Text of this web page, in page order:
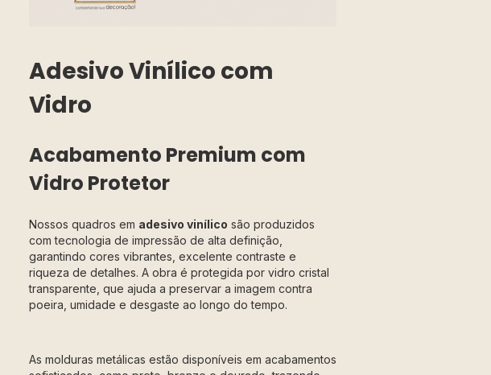
Adesivo Vinílico com
Vidro
Acabamento Premium com
Vidro Protetor
Nossos quadros em adesivo vinílico são produzidos
com tecnologia de impressão de alta definição,
garantindo cores vibrantes, excelente contraste e
riqueza de detalhes. A obra é protegida por vidro cristal
transparente, que ajuda a preservar a imagem contra
poeira, umidade e desgaste ao longo do tempo.
As molduras metálicas estão disponíveis em acabamentos